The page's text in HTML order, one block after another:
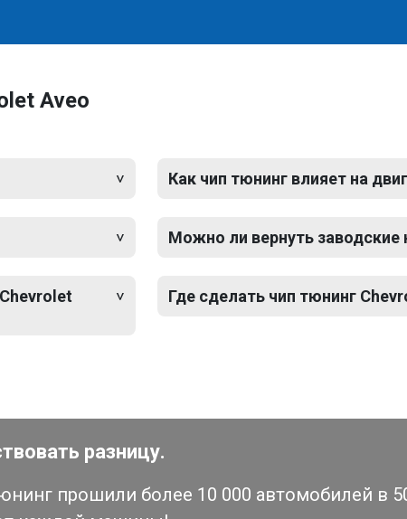
Aveo
Как чип тюнинг влияет на
Можно ли вернуть заводские
Где сделать чип тюнинг
разницу.
прошили более 10 000 автомобилей в